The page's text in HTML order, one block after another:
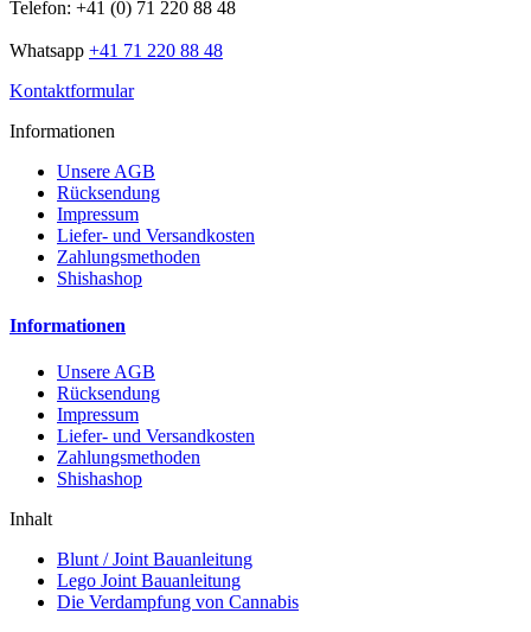
Telefon: +41 (0) 71 220 88 48
Whatsapp +41 71 220 88 48
Kontaktformular
Informationen
Unsere AGB
Rücksendung
Impressum
Liefer- und Versandkosten
Zahlungsmethoden
Shishashop
Informationen
Unsere AGB
Rücksendung
Impressum
Liefer- und Versandkosten
Zahlungsmethoden
Shishashop
Inhalt
Blunt / Joint Bauanleitung
Lego Joint Bauanleitung
Die Verdampfung von Cannabis